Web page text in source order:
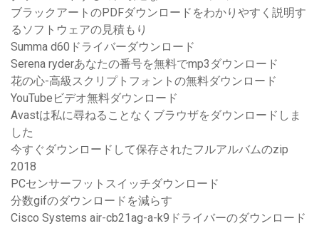
ブラックアートのPDFダウンロードをわかりやすく説明す
るソフトウェアの見積もり
Summa d60ドライバーダウンロード
Serena ryderあなたの番号を無料でmp3ダウンロード
花の心-高級スクリプトフォントの無料ダウンロード
YouTubeビデオ無料ダウンロード
Avastは私に尋ねることなくブラウザをダウンロードしま
した
今すぐダウンロードして保存されたフルアルバムのzip
2018
PCセンサーフットスイッチダウンロード
分数gifのダウンロードを減らす
Cisco Systems air-cb21ag-a-k9ドライバーのダウンロード